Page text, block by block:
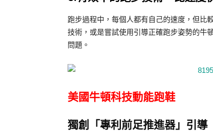
跑步過程中，每個人都有自己的速度，但比
技術，或是嘗試使用引導正確跑步姿勢的牛
問題。
美國牛頓科技動能跑鞋
獨創「專利前足推進器」引導